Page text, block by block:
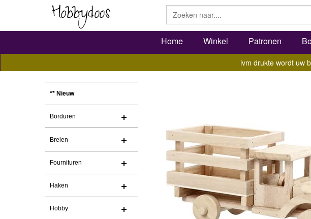
Home Winkel Patronen
ivm drukte wordt uw
** Nieuw
Borduren
Breien
Fournituren
Haken
Hobby